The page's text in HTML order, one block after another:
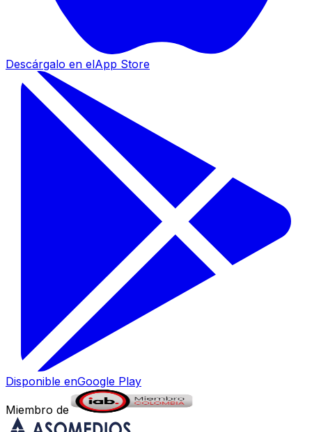
Descárgalo en elApp Store
Disponible enGoogle Play
Miembro de